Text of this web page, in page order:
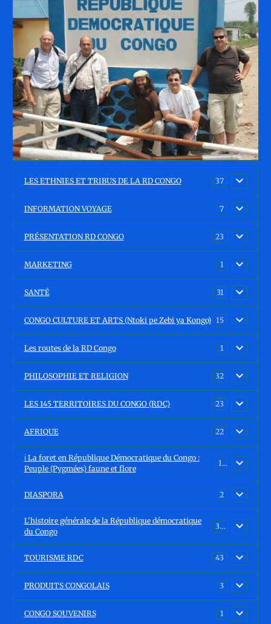
LES ETHNIES ET TRIBUS DE LA RD CONGO 37
INFORMATION VOYAGE 7
PRÉSENTATION RD CONGO 23
MARKETING 1
SANTÉ 31
CONGO CULTURE ET ARTS (Ntoki pe Zebi ya Kongo) 15
Les routes de la RD Congo 1
PHILOSOPHIE ET RELIGION 32
LES 145 TERRITOIRES DU CONGO (RDC) 23
AFRIQUE 22
ℹ️ La foret en République Démocratique du Congo :
Peuple (Pygmées) faune et flore
15
DIASPORA 2
L'histoire générale de la République démocratique
du Congo
30
TOURISME RDC 43
PRODUITS CONGOLAIS 3
CONGO SOUVENIRS 1